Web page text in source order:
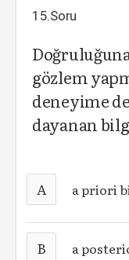
15.Soru
gözlem
deneyime
dayanan
A a priori
B a